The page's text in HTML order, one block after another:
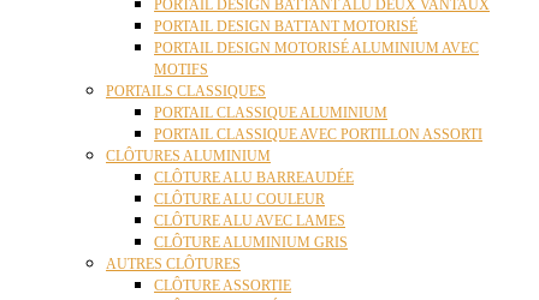
PORTAIL DESIGN BATTANT ALU DEUX VANTAUX
PORTAIL DESIGN BATTANT MOTORISÉ
PORTAIL DESIGN MOTORISÉ ALUMINIUM AVEC
MOTIFS
PORTAILS CLASSIQUES
PORTAIL CLASSIQUE ALUMINIUM
PORTAIL CLASSIQUE AVEC PORTILLON ASSORTI
CLÔTURES ALUMINIUM
CLÔTURE ALU BARREAUDÉE
CLÔTURE ALU COULEUR
CLÔTURE ALU AVEC LAMES
CLÔTURE ALUMINIUM GRIS
AUTRES CLÔTURES
CLÔTURE ASSORTIE